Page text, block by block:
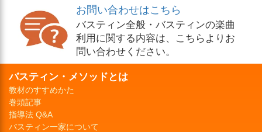
お問い合わせはこちら
バスティン全般・バスティンの楽曲
利用に関する内容は、こちらよりお
問い合わせください。
バスティン・メソッドとは
教材のすすめかた
巻頭記事
指導法 Q&A
バスティン一家について